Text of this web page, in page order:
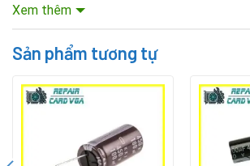
card VGA RX 7700 với quy trình chuẩn kỹ
Nguyên nhân khiến tụ điện RX 7700
Tụ điện là bộ phận đảm nhiệm ổn áp, lọc
Xem thêm
Sản phẩm tương tự